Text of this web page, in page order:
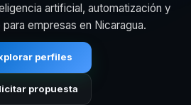
artificial, automatización y
empresas en Nicaragua.
perfiles
propuesta